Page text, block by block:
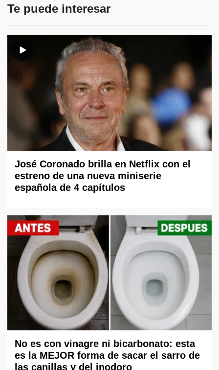
Te puede interesar
José Coronado brilla en Netflix con el
estreno de una nueva miniserie
española de 4 capítulos
No es con vinagre ni bicarbonato: esta
es la MEJOR forma de sacar el sarro de
las canillas y del inodoro